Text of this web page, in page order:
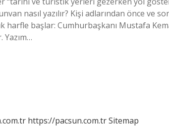
nasıl yazılır? Kişi adlarından önce ve
başlar: Cumhurbaşkanı Mustafa
Yazım…
https://pacsun.com.trSitemap